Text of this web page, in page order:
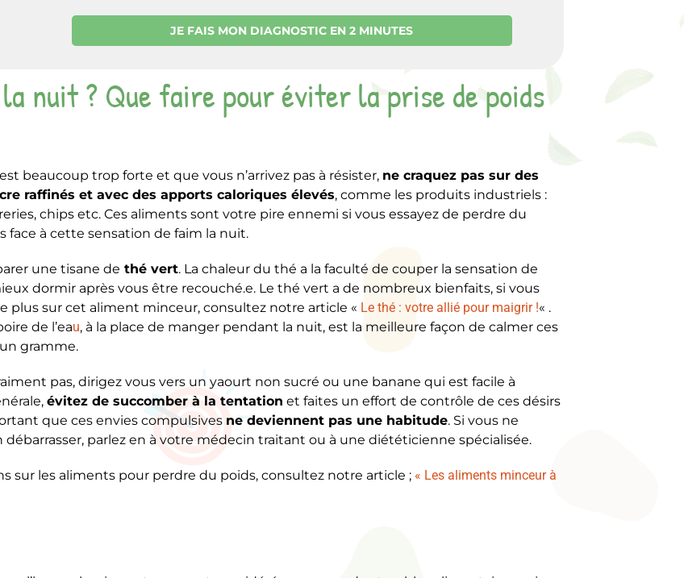
nuit ? Que faire pour éviter la prise de poids
beaucoup trop forte et que vous n’arrivez pas à résister, ne craquez pas sur des
raffinés et avec des apports caloriques élevés, comme les produits industriels :
chips etc. Ces aliments sont votre pire ennemi si vous essayez de perdre du
face à cette sensation de faim la nuit.
une tisane de thé vert. La chaleur du thé a la faculté de couper la sensation de
dormir après vous être recouché.e. Le thé vert a de nombreux bienfaits, si vous
plus sur cet aliment minceur, consultez notre article « Le thé : votre allié pour maigrir !« .
de l’eau, à la place de manger pendant la nuit, est la meilleure façon de calmer ces
gramme.
pas, dirigez vous vers un yaourt non sucré ou une banane qui est facile à
évitez de succomber à la tentation et faites un effort de contrôle de ces désirs
que ces envies compulsives ne deviennent pas une habitude. Si vous ne
débarrasser, parlez en à votre médecin traitant ou à une diététicienne spécialisée.
sur les aliments pour perdre du poids, consultez notre article ;« Les aliments minceur à
JE FAIS MON DIAGNOSTIC EN 2 MINUTES